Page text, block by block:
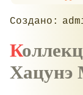
Коллекционная фигурка
Хацунэ